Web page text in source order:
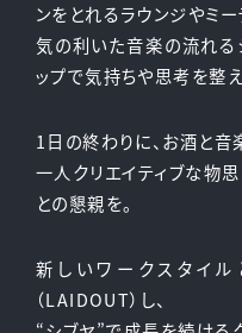
ンをとれるラウンジやミー
気の利いた音楽の流れる
ップで気持ちや思考を整え
1日の終わりに、お酒と音
一人クリエイティブな物
との懇親を。
新しいワークスタイ
（LAIDOUT）し、